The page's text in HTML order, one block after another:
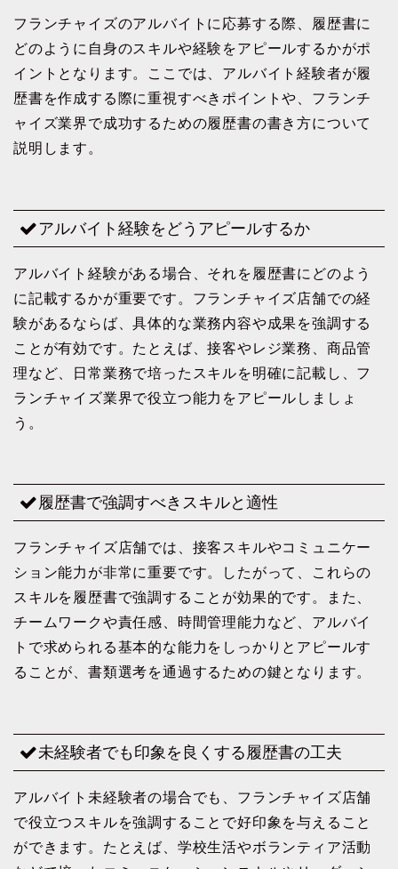
フランチャイズのアルバイトに応募する際、履歴書に
どのように自身のスキルや経験をアピールするかがポ
イントとなります。ここでは、アルバイト経験者が履
歴書を作成する際に重視すべきポイントや、フランチ
ャイズ業界で成功するための履歴書の書き方について
説明します。
アルバイト経験をどうアピールするか
アルバイト経験がある場合、それを履歴書にどのよう
に記載するかが重要です。フランチャイズ店舗での経
験があるならば、具体的な業務内容や成果を強調する
ことが有効です。たとえば、接客やレジ業務、商品管
理など、日常業務で培ったスキルを明確に記載し、フ
ランチャイズ業界で役立つ能力をアピールしましょ
う。
履歴書で強調すべきスキルと適性
フランチャイズ店舗では、接客スキルやコミュニケー
ション能力が非常に重要です。したがって、これらの
スキルを履歴書で強調することが効果的です。また、
チームワークや責任感、時間管理能力など、アルバイ
トで求められる基本的な能力をしっかりとアピールす
ることが、書類選考を通過するための鍵となります。
未経験者でも印象を良くする履歴書の工夫
アルバイト未経験者の場合でも、フランチャイズ店舗
で役立つスキルを強調することで好印象を与えること
ができます。たとえば、学校生活やボランティア活動